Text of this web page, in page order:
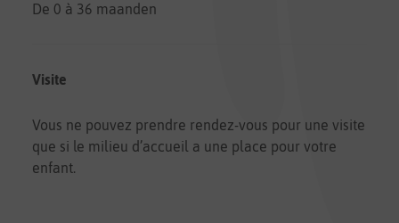
De 0 à 36 maanden
Visite
Vous ne pouvez prendre rendez-vous pour une visite
que si le milieu d’accueil a une place pour votre
enfant.